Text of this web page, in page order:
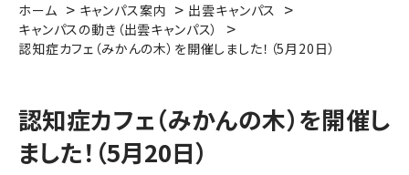
ホーム キャンパス案内
出雲キャンパス
キャンパスの動き（出雲キャンパス）
認知症カフェ（みかんの木）を開催しました！（5月20日）
認知症カフェ（みかんの木）を開催し
ました！（5月20日）